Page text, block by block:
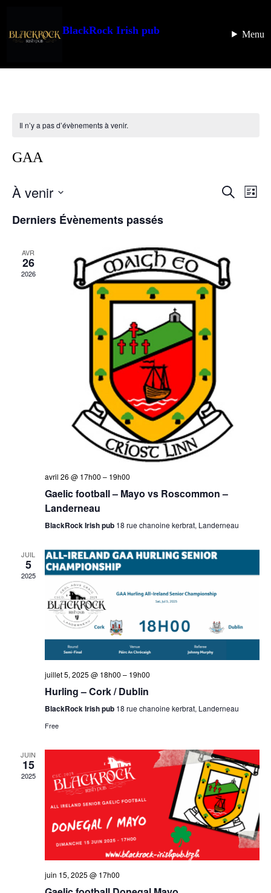
BlackRock Irish pub Menu
Il n’y a pas d’évènements à venir.
GAA
vues
Recherche
Liste
À venir
une
Derniers Évènements passés
AVR
26
2026
avril 26 @ 17h00 – 19h00
Gaelic football – Mayo vs Roscommon –
Landerneau
BlackRock Irish pub 18 rue chanoine kerbrat, Landerneau
JUIL
5
2025
juillet 5, 2025 @ 18h00 – 19h00
Hurling – Cork / Dublin
BlackRock Irish pub 18 rue chanoine kerbrat, Landerneau
Free
JUIN
15
2025
juin 15, 2025 @ 17h00